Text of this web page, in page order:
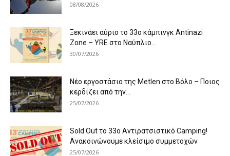
08/08/2026
Ξεκινάει αύριο το 33ο κάμπινγκ Antinazi
Zone – YRE στο Ναύπλιο...
30/07/2026
Νέο εργοστάσιο της Metlen στο Βόλο – Ποιος
κερδίζει από την...
25/07/2026
Sold Out το 33ο Αντιρατσιστικό Camping!
Ανακοινώνουμε κλείσιμο συμμετοχών
25/07/2026